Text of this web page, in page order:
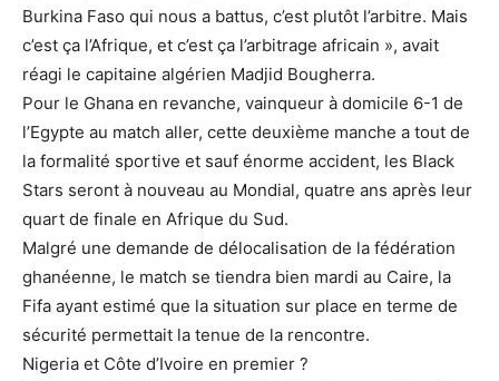
Burkina Faso qui nous a battus, c’est plutôt l’arbitre. Mais
c’est ça l’Afrique, et c’est ça l’arbitrage africain », avait
réagi le capitaine algérien Madjid Bougherra.
Pour le Ghana en revanche, vainqueur à domicile 6-1 de
l’Egypte au match aller, cette deuxième manche a tout de
la formalité sportive et sauf énorme accident, les Black
Stars seront à nouveau au Mondial, quatre ans après leur
quart de finale en Afrique du Sud.
Malgré une demande de délocalisation de la fédération
ghanéenne, le match se tiendra bien mardi au Caire, la
Fifa ayant estimé que la situation sur place en terme de
sécurité permettait la tenue de la rencontre.
Nigeria et Côte d’Ivoire en premier ?